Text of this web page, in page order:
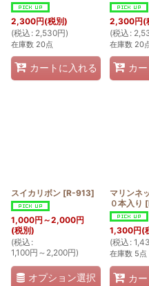
2,300円(税別)
(税込 : 2,530円)
在庫数 20点
カートに入れる
2,300円(
(税込 :
在庫数 20
カ
スイカリボン [R-913]
1,000円 ～2,000円
(税別)
(税込 :
1,100円 ～2,200円)
オプション選択
マリンネ
０本入り [
1,300円(
(税込 :
在庫数 5点
カ